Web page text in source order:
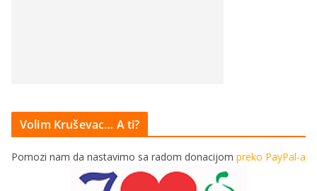
Volim Kruševac… A ti?
Pomozi nam da nastavimo sa radom donacijom preko PayPal-a